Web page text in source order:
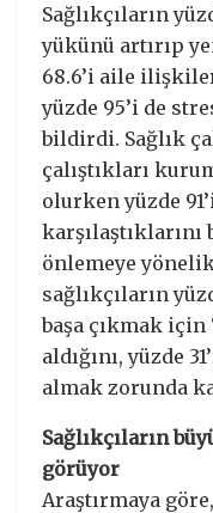
Sağlıkçıların
yükünü artırıp
68.6’i aile
yüzde 95’i de
bildirdi. Sağlık
çalıştıkları
olurken yüzde
önlemeye
sağlıkçıların
başa çıkmak için
aldığını, yüzde
almak zorunda
Sağlıkçıların
görüyor
Araştırmaya